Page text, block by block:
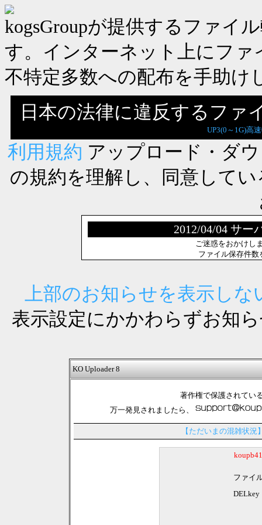
kogsGroupが提供するファイ
す。インターネット上にフ
不特定多数への配布を手助け
日本の法律に違反するファ
UP3(0～1G)高
利用規約 アップロード・ダ
の規約を理解し、同意して
2012/04/04 サー
ご迷惑をおかけし
ファイル保存件
上部のお知らせを表示しな
表示設定にかかわらずお知
KO Uploader 8
著作権で保護されてい
万一発見されましたら、
【ただいまの混雑状況
ファイ
DELkey